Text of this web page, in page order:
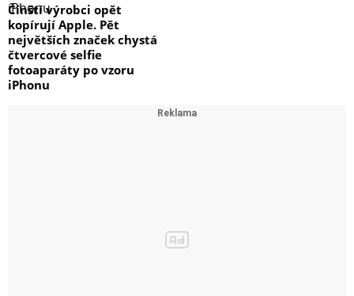
Čínští výrobci opět
kopírují Apple. Pět
největších značek chystá
čtvercové selfie
fotoaparáty po vzoru
iPhonu